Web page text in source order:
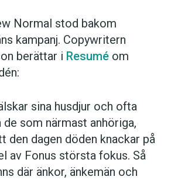
Normal stod bakom
kampanj. Copywritern
berättar i Resumé om
sina husdjur och ofta
de som närmast anhöriga,
den dagen döden knackar på
av Fonus största fokus. Så
där änkor, änkemän och